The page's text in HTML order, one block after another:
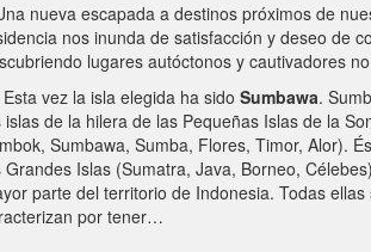
nueva escapada a destinos próximos de
nos inunda de satisfacción y deseo de
lugares autóctonos y cautivadores
vez la isla elegida ha sido Sumbawa.
islas de la hilera de las Pequeñas Islas de la
Sumbawa, Sumba, Flores, Timor, Alor).
Grandes Islas (Sumatra, Java, Borneo,
parte del territorio de Indonesia. Todas ellas
por tener…